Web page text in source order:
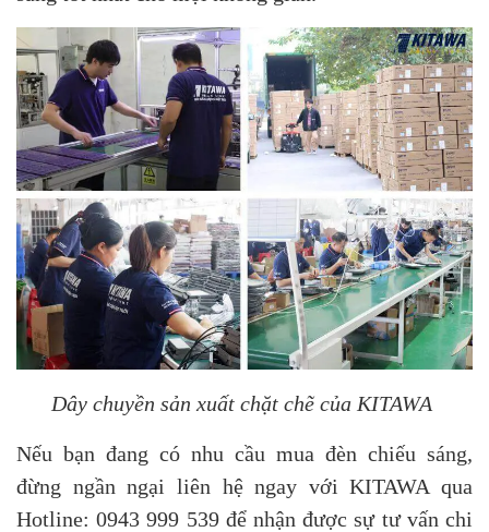
Dây chuyền sản xuất chặt chẽ của KITAWA
Nếu bạn đang có nhu cầu mua đèn chiếu sáng,
đừng ngần ngại liên hệ ngay với KITAWA qua
Hotline: 0943 999 539 để nhận được sự tư vấn chi